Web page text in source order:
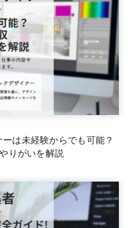
は未経験からでも可能？
りがいを解説